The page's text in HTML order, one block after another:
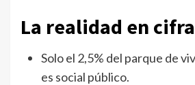
La realidad en
Solo el 2,5% del parque de
es social público.